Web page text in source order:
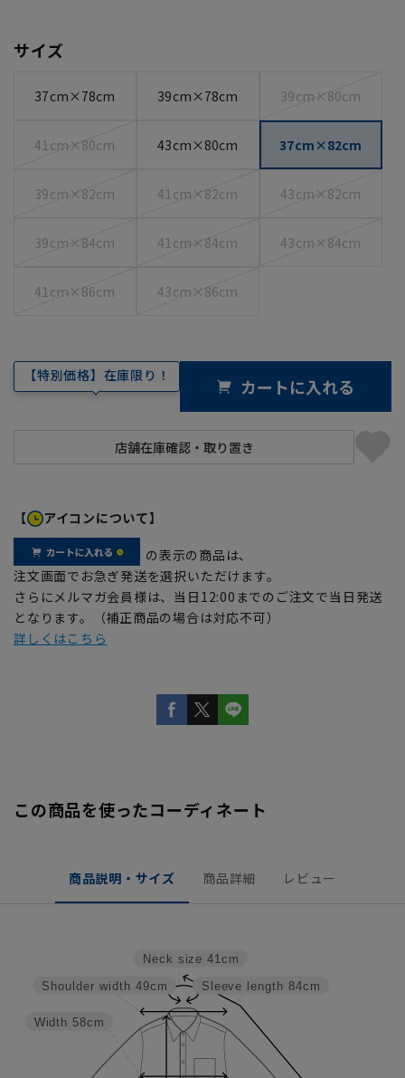
サイズ
37cm×78cm 39cm×78cm 39cm×80cm
41cm×80cm 43cm×80cm 37cm×82cm
39cm×82cm 41cm×82cm 43cm×82cm
39cm×84cm 41cm×84cm 43cm×84cm
41cm×86cm 43cm×86cm
【特別価格】在庫限り！ カートに入れる
【 アイコンについて】
の表示の商品は、
注文画面でお急ぎ発送を選択いただけます。
さらにメルマガ会員様は、当日12:00までのご注文で当日発送
となります。（補正商品の場合は対応不可）
詳しくはこちら
この商品を使ったコーディネート
商品説明・サイズ 商品詳細 レビュー
Sleeve length 84cm
Neck size 41cm
Width 58cm
Shoulder width 49cm